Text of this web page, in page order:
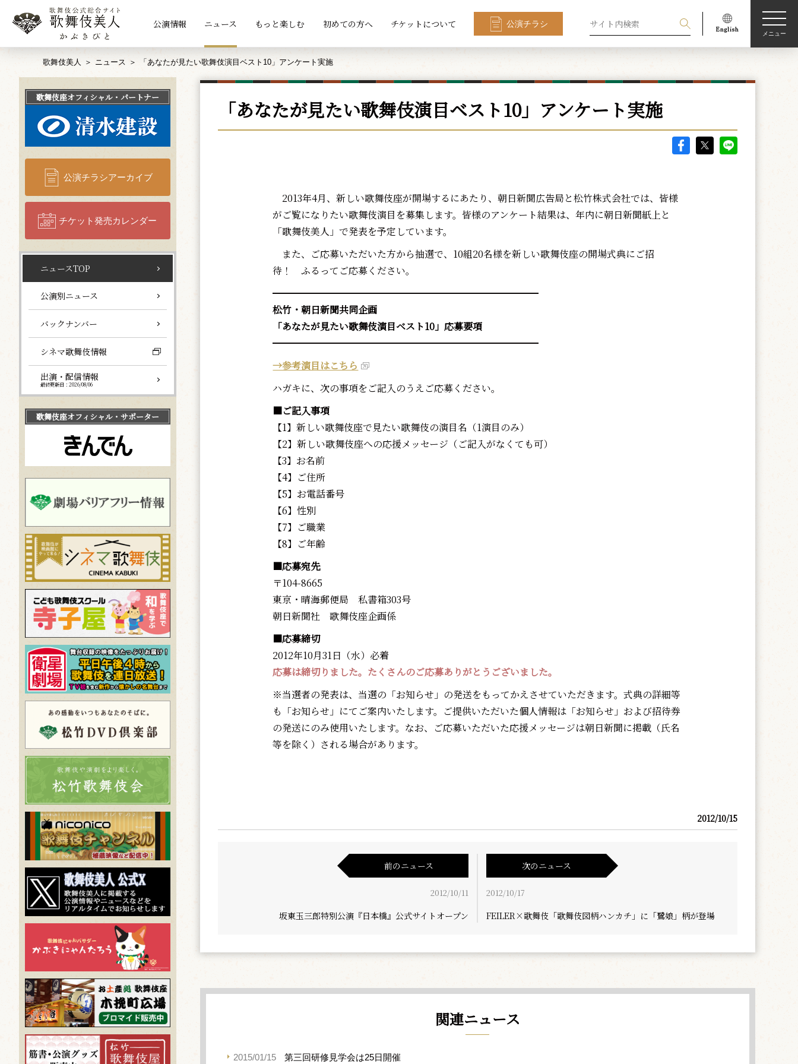
公演情報 ニュース もっと楽しむ 初めての方へ チケットについて 公演チラシ
メニュー
歌舞伎美人 ニュース 「あなたが見たい歌舞伎演目ベスト10」アンケート実施
「あなたが見たい歌舞伎演目ベスト10」アンケート実施
2013年4月、新しい歌舞伎座が開場するにあたり、朝日新聞広告局と松竹株式会社では、皆様
がご覧になりたい歌舞伎演目を募集します。皆様のアンケート結果は、年内に朝日新聞紙上と
「歌舞伎美人」で発表を予定しています。
また、ご応募いただいた方から抽選で、10組20名様を新しい歌舞伎座の開場式典にご招
待！ ふるってご応募ください。
━━━━━━━━━━━━━━━━━━━━━━━━━━━━
松竹・朝日新聞共同企画
「あなたが見たい歌舞伎演目ベスト10」応募要項
━━━━━━━━━━━━━━━━━━━━━━━━━━━━
→参考演目はこちら
ハガキに、次の事項をご記入のうえご応募ください。
■ご記入事項
【1】新しい歌舞伎座で見たい歌舞伎の演目名（1演目のみ）
【2】新しい歌舞伎座への応援メッセージ（ご記入がなくても可）
【3】お名前
【4】ご住所
【5】お電話番号
【6】性別
【7】ご職業
【8】ご年齢
■応募宛先
〒104-8665
東京・晴海郵便局 私書箱303号
朝日新聞社 歌舞伎座企画係
■応募締切
2012年10月31日（水）必着
応募は締切りました。たくさんのご応募ありがとうございました。
※当選者の発表は、当選の「お知らせ」の発送をもってかえさせていただきます。式典の詳細等
も「お知らせ」にてご案内いたします。ご提供いただいた個人情報は「お知らせ」および招待券
の発送にのみ使用いたします。なお、ご応募いただいた応援メッセージは朝日新聞に掲載（氏名
等を除く）される場合があります。
2012/10/15
前のニュース
2012/10/11
坂東玉三郎特別公演『日本橋』公式サイトオープン
次のニュース
2012/10/17
FEILER×歌舞伎「歌舞伎図柄ハンカチ」に「鷺娘」柄が登場
関連ニュース
2015/01/15 第三回研修見学会は25日開催
歌舞伎座オフィシャル・パートナー
公演チラシアーカイブ
チケット発売カレンダー
ニュースTOP
公演別ニュース
バックナンバー
シネマ歌舞伎情報
出演・配信情報
最終更新日：2026/08/06
歌舞伎座オフィシャル・サポーター